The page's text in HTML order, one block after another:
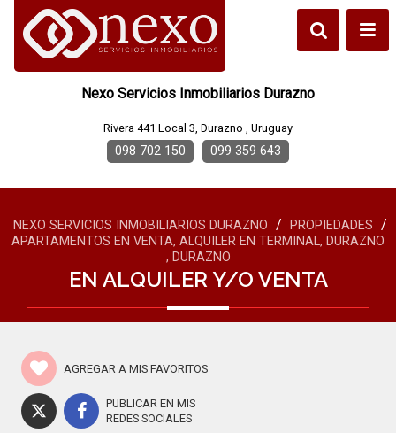
Nexo Servicios Inmobiliarios Durazno
Rivera 441 Local 3, Durazno , Uruguay
098 702 150 099 359 643
NEXO SERVICIOS INMOBILIARIOS DURAZNO / PROPIEDADES /
APARTAMENTOS EN VENTA, ALQUILER EN TERMINAL, DURAZNO
, DURAZNO
EN ALQUILER Y/O VENTA
AGREGAR A MIS FAVORITOS
PUBLICAR EN MIS
REDES SOCIALES